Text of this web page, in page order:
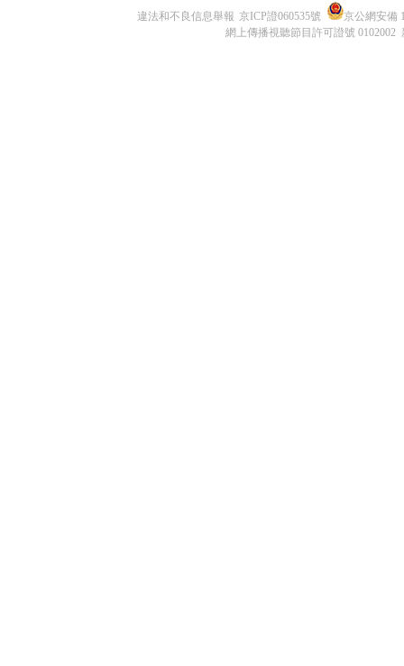
違法和不良信息舉報 京ICP證060535號
京公網安備
網上傳播視聽節目許可證號 0102002